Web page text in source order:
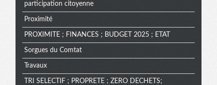
participation citoyenne
Proximité
PROXIMITE ; FINANCES ; BUDGET 2025 ; ETAT
Sorgues du Comtat
Travaux
TRI SELECTIF ; PROPRETE ; ZERO DECHETS;